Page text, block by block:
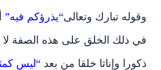
وقوله تبارك وتعالى“يذرؤكم فيه”
في ذلك الخلق على هذه الصفة لا
ذكورا وإناثا خلقا من بعد “ليس